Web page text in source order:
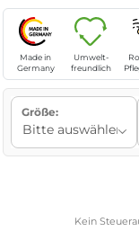
Made in
Germany
Umwelt-
freundlich
Größe:
Kein